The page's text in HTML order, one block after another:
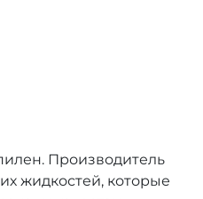
Производитель
жидкостей, которые